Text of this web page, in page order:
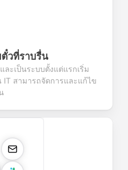
วที่ราบรื่น
ะเป็นระบบตั้งแต่แรกเริ่ม
สามารถจัดการและแก้ไข